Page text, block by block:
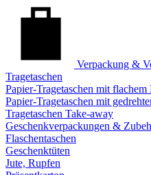
Verpackung &
Tragetaschen
Papier-Tragetaschen mit flachem
Papier-Tragetaschen mit
Tragetaschen Take-away
Geschenkverpackungen &
Flaschentaschen
Geschenktüten
Jute, Rupfen